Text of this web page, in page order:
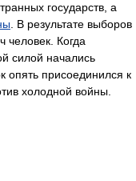
государств, а
. В результате выборов
человек. Когда
силой начались
опять присоединился к
холодной войны.